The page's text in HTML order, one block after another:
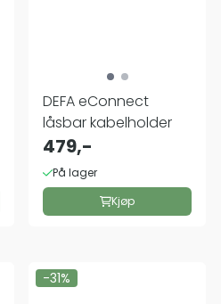
DEFA eConnect
låsbar kabelholder
479,-
På lager
Kjøp
-31%